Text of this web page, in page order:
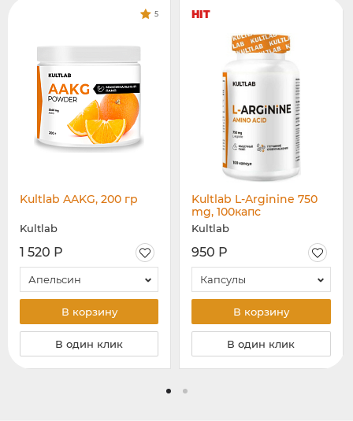
Kultlab AAKG, 200 гр
Kultlab
5
1 520 Р
Апельсин
В корзину
В один клик
Kultlab L-Arginine 750
mg, 100капс
Kultlab
HIT
950 Р
Капсулы
В корзину
В один клик